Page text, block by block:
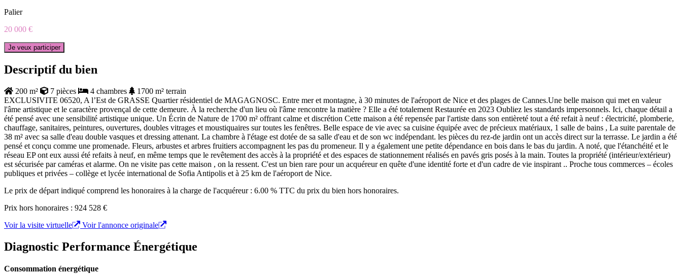
Palier
20 000 €
Je veux participer
Descriptif du bien
200 m² 7 pièces 4 chambres
1700 m² terrain
EXCLUSIVITE 06520, A l’Est de GRASSE Quartier résidentiel de MAGAGNOSC. Entre mer et montagne, à 30 minutes de l'aéroport de Nice et des plages de Cannes.Une belle maison qui met en valeur
l'âme artistique et le caractère provençal de cette demeure. À la recherche d'un lieu où l'âme rencontre la matière ? Elle a été totalement Restaurée en 2023 Oubliez les standards impersonnels. Ici, chaque détail a
été pensé avec une sensibilité artistique unique. Un Écrin de Nature de 1700 m² offrant calme et discrétion Cette maison a été repensée par l'artiste dans son entièreté tout a été refait à neuf : électricité, plomberie,
chauffage, sanitaires, peintures, ouvertures, doubles vitrages et moustiquaires sur toutes les fenêtres. Belle espace de vie avec sa cuisine équipée avec de précieux matériaux, 1 salle de bains , La suite parentale de
38 m² avec sa salle d'eau double vasques et dressing attenant. La chambre à l'étage est dotée de sa salle d'eau et de son wc indépendant. les pièces du rez-de jardin ont un accès direct sur la terrasse. Le jardin a été
pensé et conçu comme une promenade. Fleurs, arbustes et arbres fruitiers accompagnent les pas du promeneur. Il y a également une petite dépendance en bois dans le bas du jardin. A noté, que l'étanchéité et le
réseau EP ont eux aussi été refaits à neuf, en même temps que le revêtement des accès à la propriété et des espaces de stationnement réalisés en pavés gris posés à la main. Toutes la propriété (intérieur/extérieur)
est sécurisée par caméras et alarme. On ne visite pas cette maison , on la ressent. C'est un bien rare pour un acquéreur en quête d'une identité forte et d'un cadre de vie inspirant .. Proche tous commerces – écoles
publiques et privées – collège et lycée international de Sofia Antipolis et à 25 km de l'aéroport de Nice.
Le prix de départ indiqué comprend les honoraires à la charge de l'acquéreur : 6.00 % TTC du prix du bien hors honoraires.
Prix hors honoraires : 924 528 €
Voir la visite virtuelle
Voir l'annonce originale
Diagnostic Performance Énergétique
Consommation énergétique